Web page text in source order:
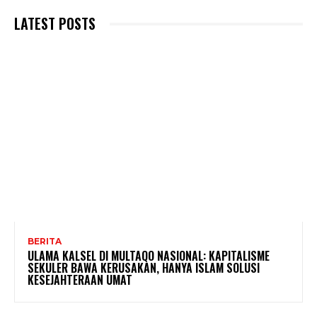
LATEST POSTS
BERITA
ULAMA KALSEL DI MULTAQO NASIONAL: KAPITALISME
SEKULER BAWA KERUSAKAN, HANYA ISLAM SOLUSI
KESEJAHTERAAN UMAT